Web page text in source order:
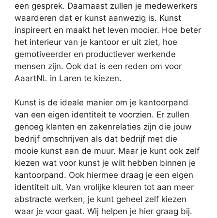
een gesprek. Daarnaast zullen je medewerkers
waarderen dat er kunst aanwezig is. Kunst
inspireert en maakt het leven mooier. Hoe beter
het interieur van je kantoor er uit ziet, hoe
gemotiveerder en productiever werkende
mensen zijn. Ook dat is een reden om voor
AaartNL in Laren te kiezen.
Kunst is de ideale manier om je kantoorpand
van een eigen identiteit te voorzien. Er zullen
genoeg klanten en zakenrelaties zijn die jouw
bedrijf omschrijven als dat bedrijf met die
mooie kunst aan de muur. Maar je kunt ook zelf
kiezen wat voor kunst je wilt hebben binnen je
kantoorpand. Ook hiermee draag je een eigen
identiteit uit. Van vrolijke kleuren tot aan meer
abstracte werken, je kunt geheel zelf kiezen
waar je voor gaat. Wij helpen je hier graag bij.